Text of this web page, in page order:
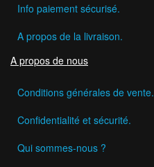
Info paiement sécurisé.
A propos de la livraison.
A propos de nous
Conditions générales de vente.
Confidentialité et sécurité.
Qui sommes-nous ?